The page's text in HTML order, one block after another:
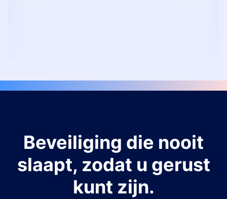
Beveiliging die nooit
slaapt, zodat u gerust
kunt zijn.